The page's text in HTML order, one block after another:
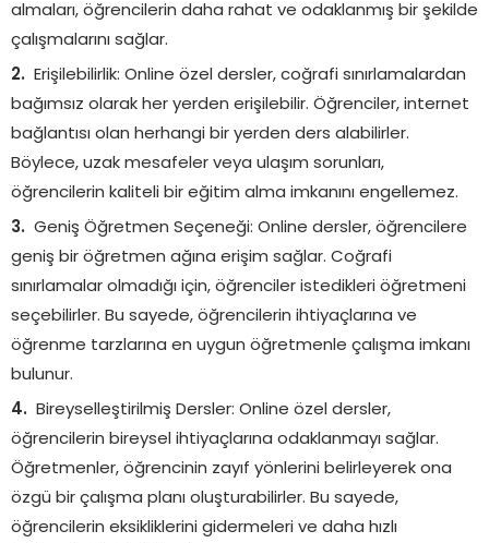
almaları, öğrencilerin daha rahat ve odaklanmış bir şekilde
çalışmalarını sağlar.
Erişilebilirlik: Online özel dersler, coğrafi sınırlamalardan
bağımsız olarak her yerden erişilebilir. Öğrenciler, internet
bağlantısı olan herhangi bir yerden ders alabilirler.
Böylece, uzak mesafeler veya ulaşım sorunları,
öğrencilerin kaliteli bir eğitim alma imkanını engellemez.
Geniş Öğretmen Seçeneği: Online dersler, öğrencilere
geniş bir öğretmen ağına erişim sağlar. Coğrafi
sınırlamalar olmadığı için, öğrenciler istedikleri öğretmeni
seçebilirler. Bu sayede, öğrencilerin ihtiyaçlarına ve
öğrenme tarzlarına en uygun öğretmenle çalışma imkanı
bulunur.
Bireyselleştirilmiş Dersler: Online özel dersler,
öğrencilerin bireysel ihtiyaçlarına odaklanmayı sağlar.
Öğretmenler, öğrencinin zayıf yönlerini belirleyerek ona
özgü bir çalışma planı oluşturabilirler. Bu sayede,
öğrencilerin eksikliklerini gidermeleri ve daha hızlı